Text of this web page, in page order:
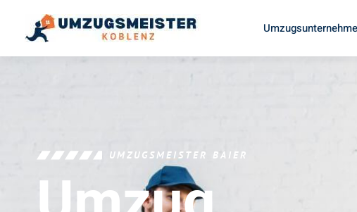
UMZUGSMEISTER BAIER